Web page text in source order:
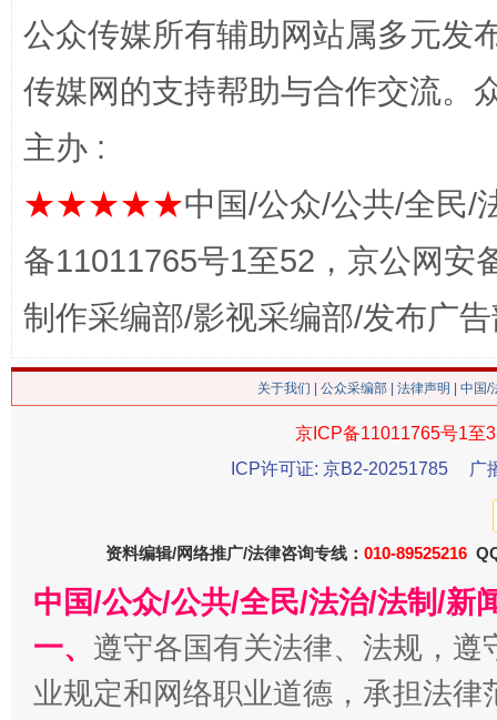
这是一记警钟！ 谢
在谋一域中谋全局
今
公众传媒所有辅助网站属多元发
传媒网的支持帮助与合作交流。
主办 :
★★★★★中国/公众/公共/全民/
备11011765号1至52，京公网安
制作采编部/影视采编部/发布广
关于我们 公众采编部 法律声明 | 中国
京ICP备11011765号1至
ICP许可证: 京B2-20251785
广
资料编辑/网络推广/法律咨询专线： 010-89525216
中国/公众/公共/全民/法治/法制/新
一、 遵守各国有关法律、法规，
业规定和网络职业道德，承担法